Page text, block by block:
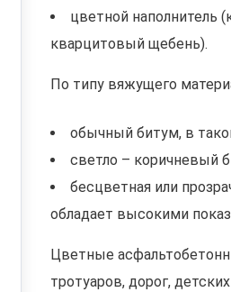
цветной наполнитель
кварцитовый щебень).
По типу вяжущего
обычный битум, в
светло – коричневый
бесцветная или
обладает высокими
Цветные
тротуаров, дорог,